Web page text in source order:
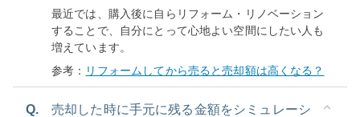
最近では、購入後に自らリフォーム・リノベーション
することで、自分にとって心地よい空間にしたい人も
増えています。
参考： リフォームしてから売ると売却額は高くなる？
Q.
売却した時に手元に残る金額をシミュレーシ